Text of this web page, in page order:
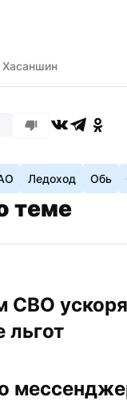
Хасаншин
Ледоход Обь
теме
СВО
льгот